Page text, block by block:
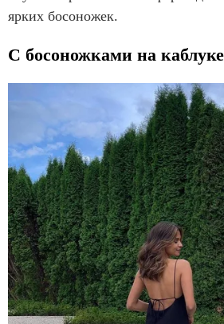
ярких босоножек.
С босоножками на каблуке